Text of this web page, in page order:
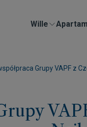
Wille
Grupy VAPF z